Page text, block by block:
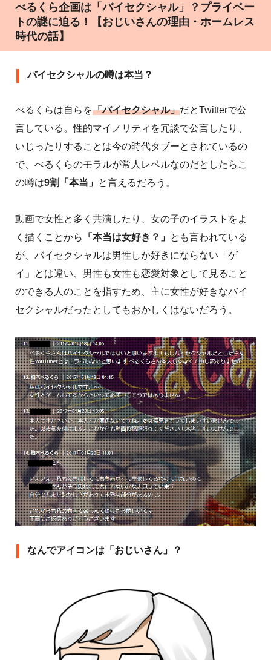
べるくら企画は「バイセクシャル」？プライベー
トの謎に迫る！【おじいさんの理由・ホームレス
時代の話】
バイセクシャルの噂は本当？
べるくらは自らを「バイセクシャル」だとTwitterで公
言している。性的マイノリティを冗談で公言したり、
いじったりすることは今の時代タブーとされているの
で、べるくらのモラルが常人レベルなのだとしたらこ
の噂は9割「本当」 と言えるだろう。
動画で女性と多く共演したり、女の子のイラストをよ
く描くことから
「本当は女好き？」 とも言われている
が、バイセクシャルは男性しか好きにならない「ゲ
イ」とは違い、男性も女性も恋愛対象として見ること
のできる人のことを指すため、主に女性が好きなバイ
セクシャルだったとしてもおかしくはないだろう。
なんでアイコンは「おじいさん」？